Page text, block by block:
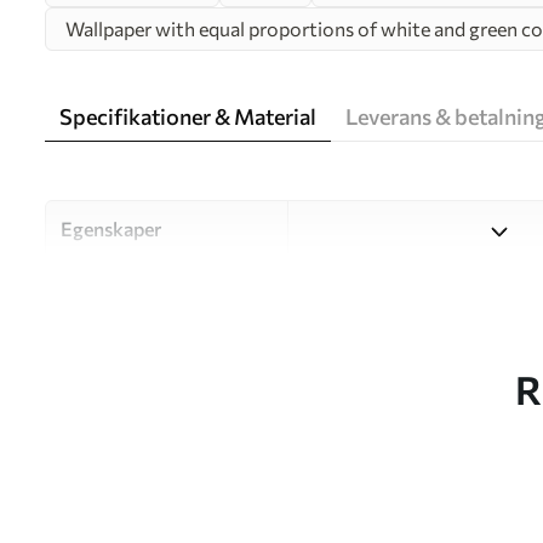
Wallpaper with equal proportions of white and green
Specifikationer & Material Leverans &
Egenskaper
Bilden skrivs ut i den